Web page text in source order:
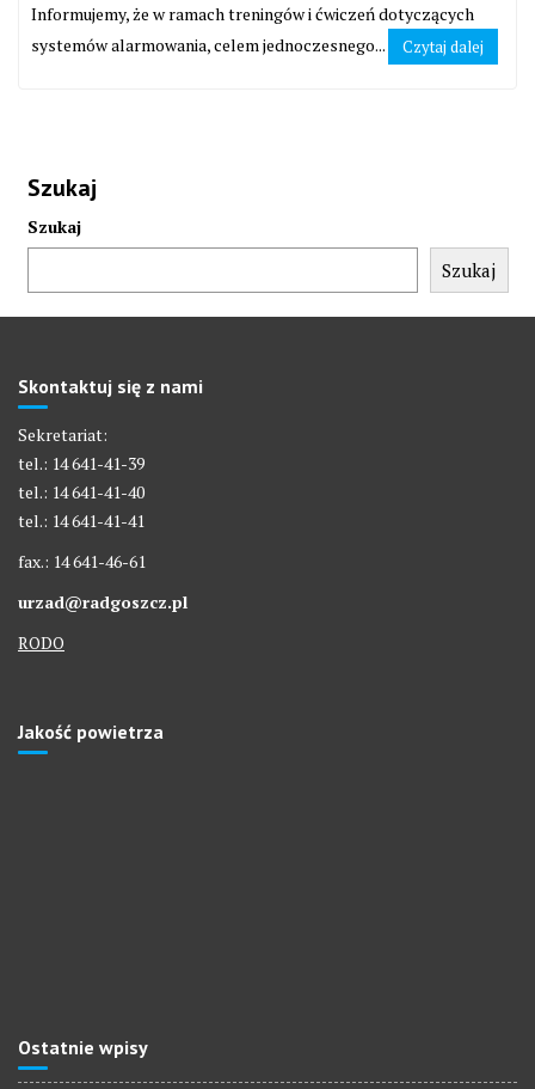
Informujemy, że w ramach treningów i ćwiczeń dotyczących
systemów alarmowania, celem jednoczesnego...
Czytaj dalej
Szukaj
Szukaj
Szukaj
Skontaktuj się z nami
Sekretariat:
tel.: 14 641-41-39
tel.: 14 641-41-40
tel.: 14 641-41-41
fax.: 14 641-46-61
urzad@radgoszcz.pl
RODO
Jakość powietrza
Ostatnie wpisy